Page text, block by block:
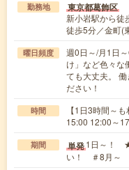
勤務地 東京都葛飾区
新小岩駅から徒
徒歩5分／金町(
曜日頻度
週0日～/月1日
け」など色々
ても大丈夫。
ださい！
時間
【1日3時間～
15:00 12:00～
期間 単発1日～！ ★
い！ ＃8月～